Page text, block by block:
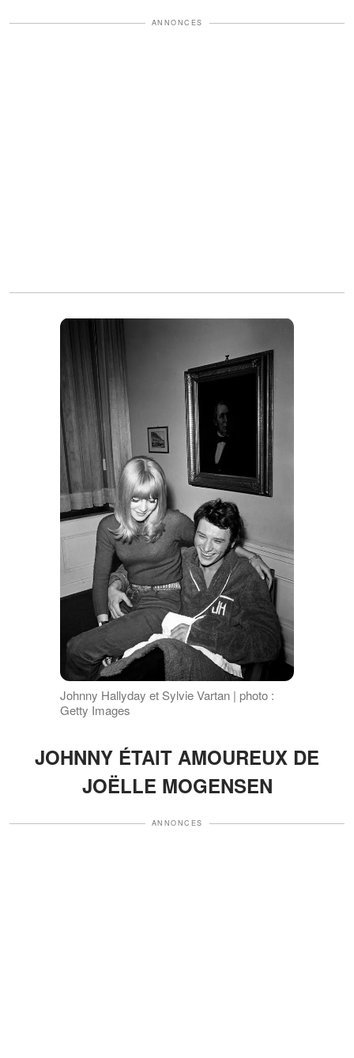
ANNONCES
Johnny Hallyday et Sylvie Vartan | photo :
Getty Images
JOHNNY ÉTAIT AMOUREUX DE
JOËLLE MOGENSEN
ANNONCES